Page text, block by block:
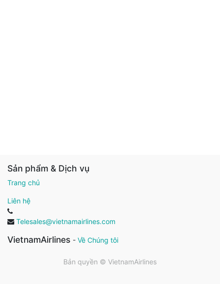
Sản phẩm & Dịch vụ
Trang chủ
Liên hệ
Telesales@vietnamairlines.com
VietnamAirlines - Về Chúng tôi
Bản quyền © VietnamAirlines